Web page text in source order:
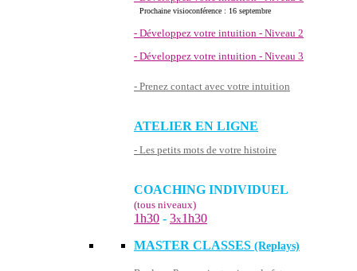
Prochaine visioconférence : 16 septembre
- Développez votre intuition - Niveau 2
- Développez votre intuition - Niveau 3
- Prenez contact avec votre intuition
ATELIER EN LIGNE
- Les petits mots de votre histoire
COACHING INDIVIDUEL
(tous niveaux)
1h30 - 3x1h30
MASTER CLASSES (Replays)